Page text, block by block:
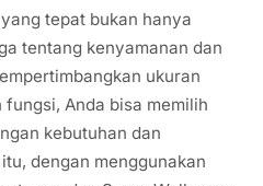
tepat bukan hanya
tentang kenyamanan dan
ukuran
Anda bisa memilih
kebutuhan dan
dengan menggunakan